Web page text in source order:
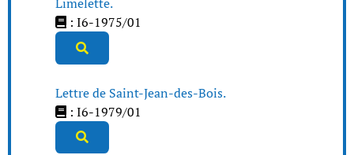
: I6-1975/01
Lettre de Saint-Jean-des-Bois.
: I6-1979/01